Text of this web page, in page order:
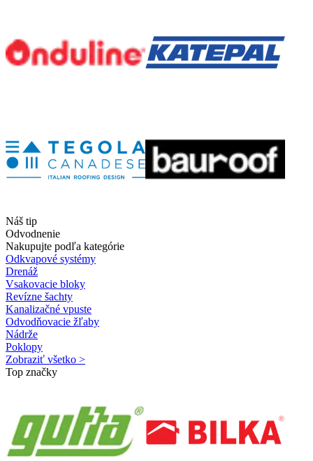
Náš tip
Odvodnenie
Nakupujte podľa kategórie
Odkvapové systémy
Drenáž
Vsakovacie bloky
Revízne šachty
Kanalizačné vpuste
Odvodňovacie žľaby
Nádrže
Poklopy
Zobraziť všetko >
Top značky